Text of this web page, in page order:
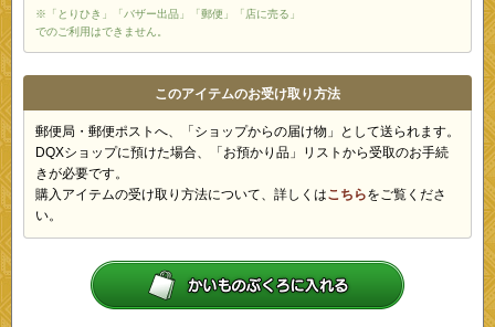
※「とりひき」「バザー出品」「郵便」「店に売る」
でのご利用はできません。
このアイテムのお受け取り方法
郵便局・郵便ポストへ、「ショップからの届け物」として送られます。
DQXショップに預けた場合、「お預かり品」リストから受取のお手続
きが必要です。
購入アイテムの受け取り方法について、詳しくはこちらをご覧くださ
い。